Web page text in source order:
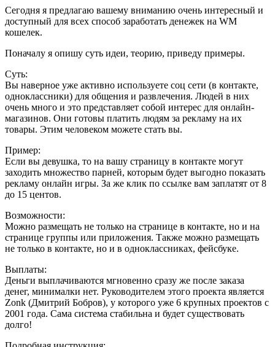
Сегодня я предлагаю вашему вниманию очень интересный и
доступный для всех способ заработать денежек на WM
кошелек.
Поначалу я опишу суть идеи, теорию, приведу примеры.
Суть:
Вы наверное уже активно используете соц сети (в контакте,
одноклассники) для общения и развлечения. Людей в них
очень много и это представляет собой интерес для онлайн-
магазинов. Они готовы платить людям за рекламу на их
товары. Этим человеком можете стать вы.
Пример:
Если вы девушка, то на вашу страницу в контакте могут
заходить множество парней, которым будет выгодно показать
рекламу онлайн игры. За же клик по ссылке вам заплатят от 8
до 15 центов.
Возможности:
Можно размещать не только на странице в контакте, но и на
странице группы или приложения. Также можно размещать
не только в контакте, но и в одноклассниках, фейсбуке.
Выплаты:
Деньги выплачиваются мгновенно сразу же после заказа
денег, минималки нет. Руководителем этого проекта является
Zonk (Дмитрий Бобров), у которого уже 6 крупных проектов с
2001 года. Сама система стабильна и будет существовать
долго!